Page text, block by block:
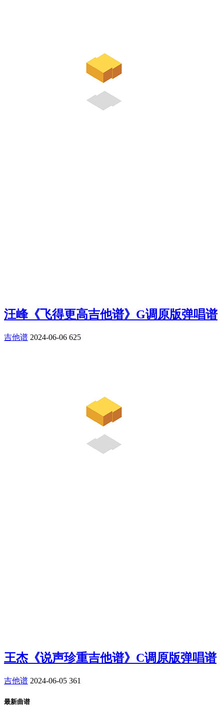
汪峰《飞得更高吉他谱》G调原版弹唱谱
吉他谱 2024-06-06 625
王杰《说声珍重吉他谱》C调原版弹唱谱
吉他谱 2024-06-05 361
最新曲谱